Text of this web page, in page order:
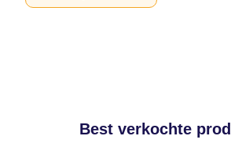
Best verkochte